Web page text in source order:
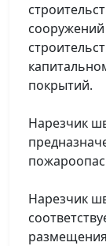
покрытий.
Нарезчик
Нарезчик